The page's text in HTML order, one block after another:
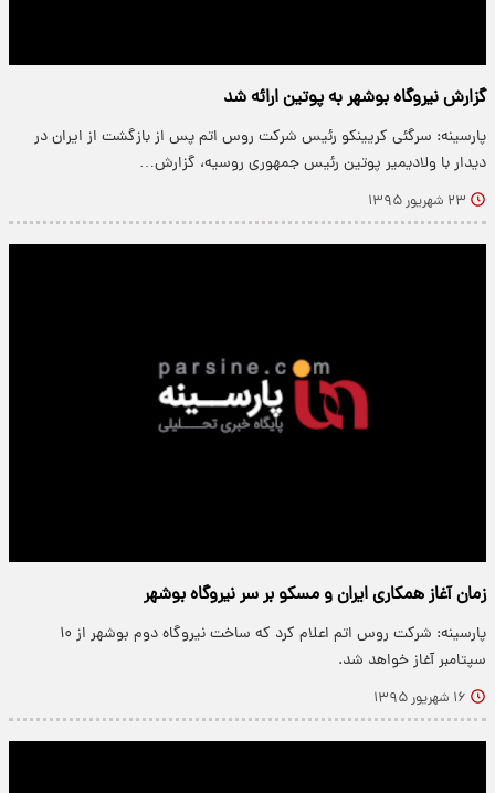
گزارش نیروگاه بوشهر به پوتین ارائه شد
پارسینه: سرگئی کریینکو رئیس شرکت روس اتم پس از بازگشت از ایران در
دیدار با ولادیمیر پوتین رئیس جمهوری روسیه، گزارش…
۲۳ شهریور ۱۳۹۵
زمان آغاز همکاری ایران و مسکو بر سر نیروگاه بوشهر
پارسینه: شرکت روس اتم اعلام کرد که ساخت نیروگاه دوم بوشهر از ۱۰
سپتامبر آغاز خواهد شد.
۱۶ شهریور ۱۳۹۵